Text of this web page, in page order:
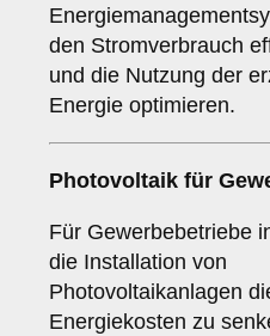
den Stromverbrauch
und die Nutzung der
Energie optimieren.
Photovoltaik für
Für Gewerbebetriebe
die Installation von
Photovoltaikanlagen
Energiekosten zu